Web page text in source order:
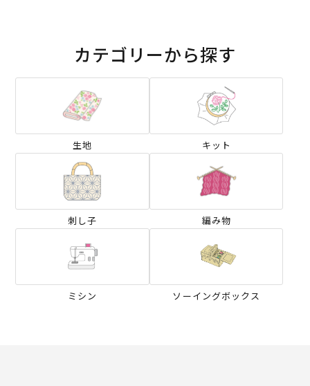
カテゴリーから探す
生地 キット
刺し子 編み物
ミシン ソーイングボックス